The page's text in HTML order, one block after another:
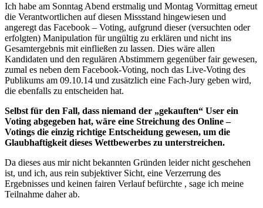
Ich habe am Sonntag Abend erstmalig und Montag Vormittag erneut
die Verantwortlichen auf diesen Missstand hingewiesen und
angeregt das Facebook – Voting, aufgrund dieser (versuchten oder
erfolgten) Manipulation für ungültig zu erklären und nicht ins
Gesamtergebnis mit einfließen zu lassen. Dies wäre allen
Kandidaten und den regulären Abstimmern gegenüber fair gewesen,
zumal es neben dem Facebook-Voting, noch das Live-Voting des
Publikums am 09.10.14 und zusätzlich eine Fach-Jury geben wird,
die ebenfalls zu entscheiden hat.
Selbst für den Fall, dass niemand der „gekauften“ User ein
Voting abgegeben hat, wäre eine Streichung des Online –
Votings die einzig richtige Entscheidung gewesen, um die
Glaubhaftigkeit dieses Wettbewerbes zu unterstreichen.
Da dieses aus mir nicht bekannten Gründen leider nicht geschehen
ist, und ich, aus rein subjektiver Sicht, eine Verzerrung des
Ergebnisses und keinen fairen Verlauf befürchte , sage ich meine
Teilnahme daher ab.